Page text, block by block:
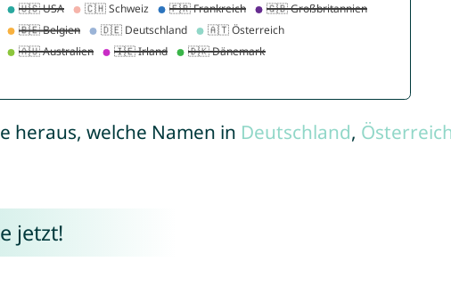
heraus, welche Namen in Deutschland, Österreich
jetzt!